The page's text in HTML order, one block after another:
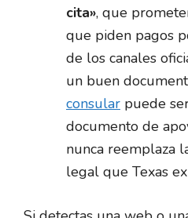
cita», que
que piden pagos
de los canales
un buen
consular puede
documento de
nunca reemplaza
legal que Texas